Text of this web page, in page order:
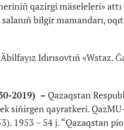
qazirgi mäseleleri»
bilgir mamandarı,
Idırısovtıñ «Wstaz.
2019) – Qazaqstan
siñirgen qayratkeri.
1953 – 54 j. “Qazaqstan